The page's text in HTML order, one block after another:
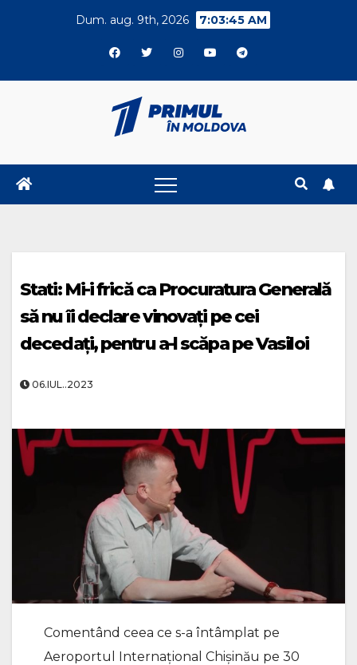
Dum. aug. 9th, 2026 7:03:46 AM
Stati: Mi-i frică ca Procuratura Generală
să nu îi declare vinovați pe cei
decedați, pentru a-l scăpa pe Vasiloi
06.IUL..2023
Comentând ceea ce s-a întâmplat pe
Aeroportul Internațional Chișinău pe 30